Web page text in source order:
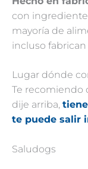
con
mayoría de
incluso fabrican
Lugar dónde
Te recomiendo
dije arriba,
te puede salir
Saludogs